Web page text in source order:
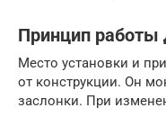
Принцип
Место установки и
от конструкции. Он
заслонки. При